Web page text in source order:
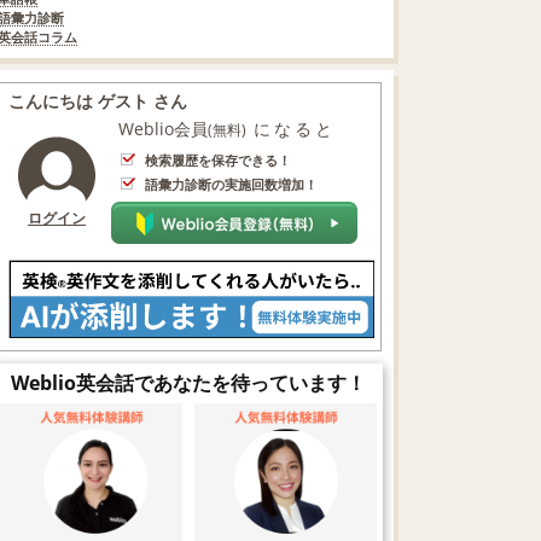
彙力診断
会話コラム
こんにちは ゲスト さん
ログイン
Weblio会員(無料) になると
検索履歴を保存できる！
語彙力診断の実施回数増加！
Weblio英会話であなたを待っています！